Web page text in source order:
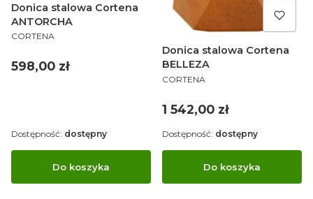
Donica stalowa Cortena
ANTORCHA
PRODUCENT
CORTENA
Cena
598,00 zł
Do koszyka
Dostępność: dostępny
Donica stalowa Cortena
BELLEZA
PRODUCENT
CORTENA
Cena
1 542,00 zł
Do koszyka
Dostępność: dostępny